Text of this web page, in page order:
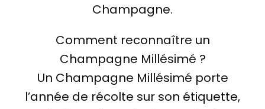
Champagne.
Comment reconnaître un
Champagne Millésimé ?
Un Champagne Millésimé porte
l’année de récolte sur son étiquette,